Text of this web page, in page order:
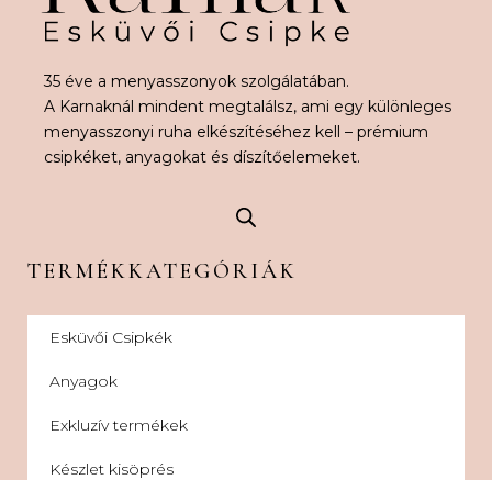
35 éve a menyasszonyok szolgálatában.
A Karnaknál mindent megtalálsz, ami egy különleges
menyasszonyi ruha elkészítéséhez kell – prémium
csipkéket, anyagokat és díszítőelemeket.
TERMÉKKATEGÓRIÁK
Esküvői Csipkék
Anyagok
Exkluzív termékek
Készlet kisöprés